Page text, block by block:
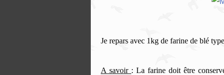
Je repars avec 1kg de farine de blé
A savoir : La farine doit être